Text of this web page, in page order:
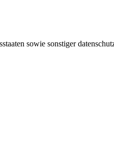
sowie sonstiger